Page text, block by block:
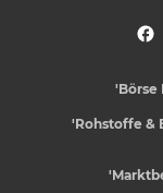
'Börse
'Rohstoffe &